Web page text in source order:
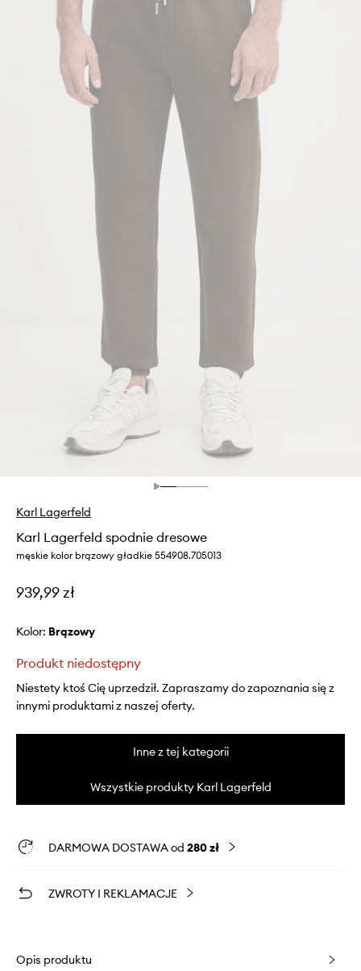
Karl Lagerfeld
Karl Lagerfeld spodnie dresowe
męskie kolor brązowy gładkie 554908.705013
939,99 zł
Kolor: brązowy
Produkt niedostępny
Niestety ktoś Cię uprzedził. Zapraszamy do zapoznania się z
innymi produktami z naszej oferty.
Inne z tej kategorii
Wszystkie produkty Karl Lagerfeld
DARMOWA DOSTAWA od 280 zł
ZWROTY I REKLAMACJE
Opis produktu